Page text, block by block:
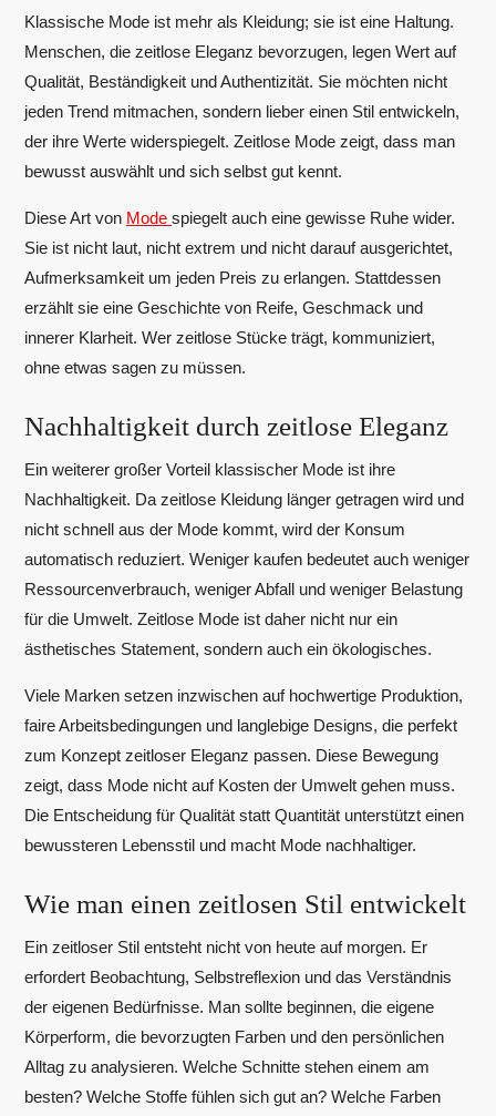
Klassische Mode ist mehr als Kleidung; sie ist eine Haltung.
Menschen, die zeitlose Eleganz bevorzugen, legen Wert auf
Qualität, Beständigkeit und Authentizität. Sie möchten nicht
jeden Trend mitmachen, sondern lieber einen Stil entwickeln,
der ihre Werte widerspiegelt. Zeitlose Mode zeigt, dass man
bewusst auswählt und sich selbst gut kennt.
Diese Art von Mode spiegelt auch eine gewisse Ruhe wider.
Sie ist nicht laut, nicht extrem und nicht darauf ausgerichtet,
Aufmerksamkeit um jeden Preis zu erlangen. Stattdessen
erzählt sie eine Geschichte von Reife, Geschmack und
innerer Klarheit. Wer zeitlose Stücke trägt, kommuniziert,
ohne etwas sagen zu müssen.
Nachhaltigkeit durch zeitlose Eleganz
Ein weiterer großer Vorteil klassischer Mode ist ihre
Nachhaltigkeit. Da zeitlose Kleidung länger getragen wird und
nicht schnell aus der Mode kommt, wird der Konsum
automatisch reduziert. Weniger kaufen bedeutet auch weniger
Ressourcenverbrauch, weniger Abfall und weniger Belastung
für die Umwelt. Zeitlose Mode ist daher nicht nur ein
ästhetisches Statement, sondern auch ein ökologisches.
Viele Marken setzen inzwischen auf hochwertige Produktion,
faire Arbeitsbedingungen und langlebige Designs, die perfekt
zum Konzept zeitloser Eleganz passen. Diese Bewegung
zeigt, dass Mode nicht auf Kosten der Umwelt gehen muss.
Die Entscheidung für Qualität statt Quantität unterstützt einen
bewussteren Lebensstil und macht Mode nachhaltiger.
Wie man einen zeitlosen Stil entwickelt
Ein zeitloser Stil entsteht nicht von heute auf morgen. Er
erfordert Beobachtung, Selbstreflexion und das Verständnis
der eigenen Bedürfnisse. Man sollte beginnen, die eigene
Körperform, die bevorzugten Farben und den persönlichen
Alltag zu analysieren. Welche Schnitte stehen einem am
besten? Welche Stoffe fühlen sich gut an? Welche Farben